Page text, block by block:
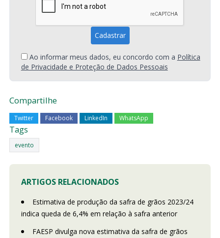
Ao informar meus dados, eu concordo com a Política
de Privacidade e Proteção de Dados Pessoais
Compartilhe
Twitter Facebook LinkedIn WhatsApp
Tags
evento
ARTIGOS RELACIONADOS
Estimativa de produção da safra de grãos 2023/24
indica queda de 6,4% em relação à safra anterior
FAESP divulga nova estimativa da safra de grãos